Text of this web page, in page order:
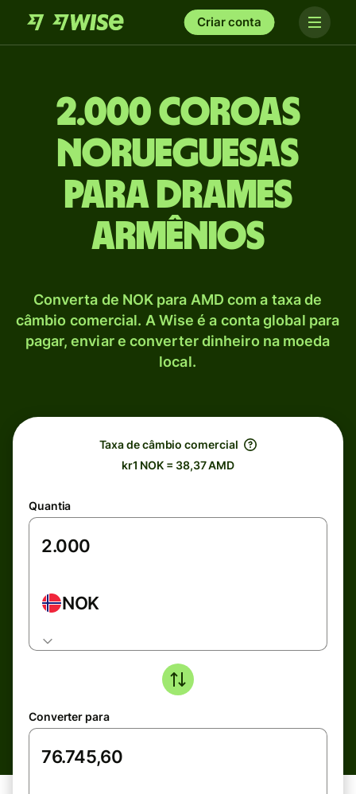
Criar conta
2.000 Coroas
norueguesas
para Drames
armênios
Converta de NOK para AMD com a taxa de
câmbio comercial. A Wise é a conta global para
pagar, enviar e converter dinheiro na moeda
local.
Taxa de câmbio comercial
kr1 NOK = 38,37 AMD
Quantia
NOK
Converter para